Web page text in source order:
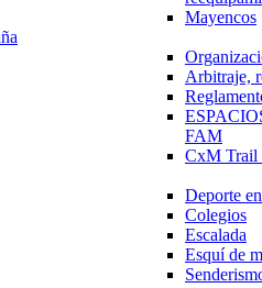
Mayencos
Arbitraje,
FAM
CxM
Deporte
Colegios
Escalada
Esquí de